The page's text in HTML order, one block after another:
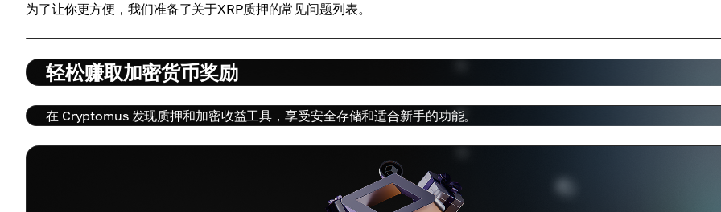
为了让你更方便，我们准备了关于XRP质押的常见问题列表。
轻松赚取加密货币奖励
在 Cryptomus 发现质押和加密收益工具，享受安全存储和适合新手的功能。